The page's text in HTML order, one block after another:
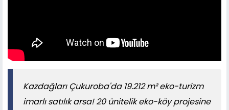
Kazdağları Çukuroba'da 19.212 m² eko-turizm
imarlı satılık arsa! 20 ünitelik eko-köy projesine